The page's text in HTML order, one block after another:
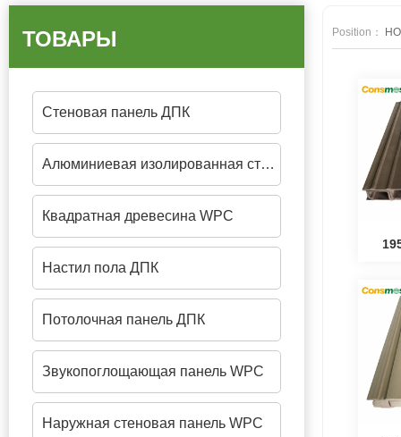
ТОВАРЫ
Стеновая панель ДПК
Алюминиевая изолированная стеновая панель
Квадратная древесина WPC
Настил пола ДПК
Потолочная панель ДПК
Звукопоглощающая панель WPC
Наружная стеновая панель WPC
Position：